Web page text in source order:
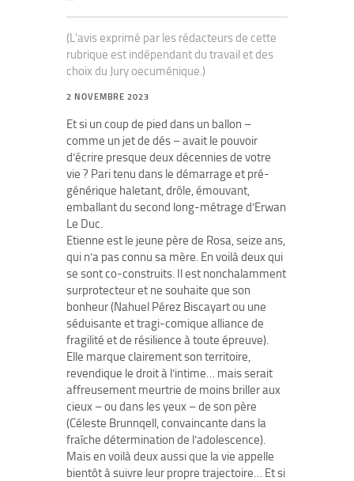
(L'avis exprimé par les rédacteurs de cette
rubrique est indépendant du travail et des
choix du Jury oecuménique.)
2 NOVEMBRE 2023
Et si un coup de pied dans un ballon –
comme un jet de dés – avait le pouvoir
d’écrire presque deux décennies de votre
vie ? Pari tenu dans le démarrage et pré-
générique haletant, drôle, émouvant,
emballant du second long-métrage d’Erwan
Le Duc.
Etienne est le jeune père de Rosa, seize ans,
qui n’a pas connu sa mère. En voilà deux qui
se sont co-construits. Il est nonchalamment
surprotecteur et ne souhaite que son
bonheur (Nahuel Pérez Biscayart ou une
séduisante et tragi-comique alliance de
fragilité et de résilience à toute épreuve).
Elle marque clairement son territoire,
revendique le droit à l’intime… mais serait
affreusement meurtrie de moins briller aux
cieux – ou dans les yeux – de son père
(Céleste Brunnqell, convaincante dans la
fraîche détermination de l’adolescence).
Mais en voilà deux aussi que la vie appelle
bientôt à suivre leur propre trajectoire… Et si